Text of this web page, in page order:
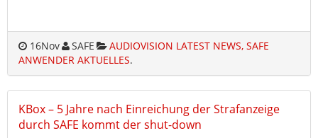
16Nov SAFE
AUDIOVISION LATEST NEWS, SAFE
ANWENDER AKTUELLES.
KBox – 5 Jahre nach Einreichung der Strafanzeige
durch SAFE kommt der shut-down